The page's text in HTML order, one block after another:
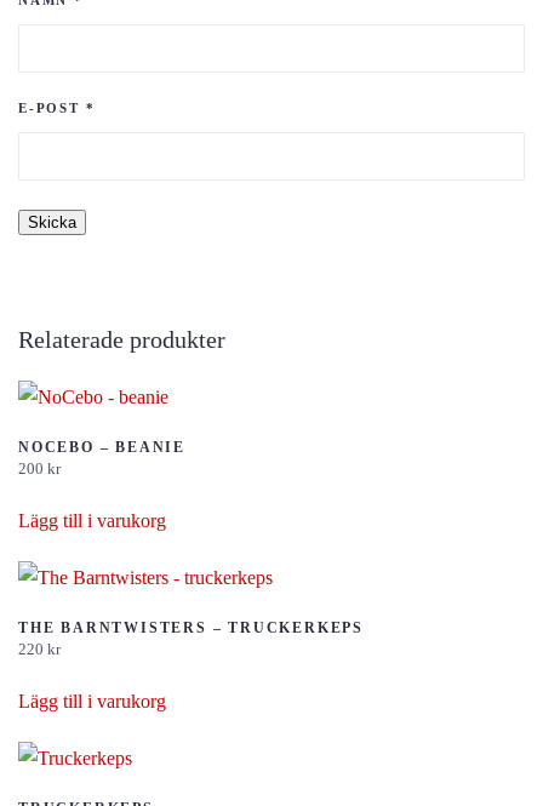
E-POST *
Relaterade produkter
NOCEBO – BEANIE
200 kr
Lägg till i varukorg
THE BARNTWISTERS – TRUCKERKEPS
220 kr
Lägg till i varukorg